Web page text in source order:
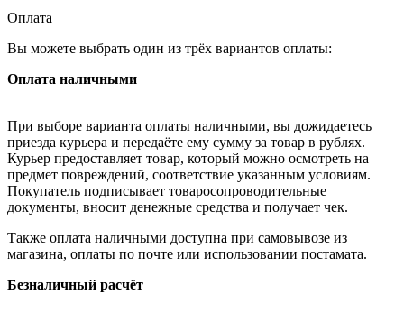
Оплата
Вы можете выбрать один из трёх вариантов оплаты:
Оплата наличными
При выборе варианта оплаты наличными, вы дожидаетесь
приезда курьера и передаёте ему сумму за товар в рублях.
Курьер предоставляет товар, который можно осмотреть на
предмет повреждений, соответствие указанным условиям.
Покупатель подписывает товаросопроводительные
документы, вносит денежные средства и получает чек.
Также оплата наличными доступна при самовывозе из
магазина, оплаты по почте или использовании постамата.
Безналичный расчёт